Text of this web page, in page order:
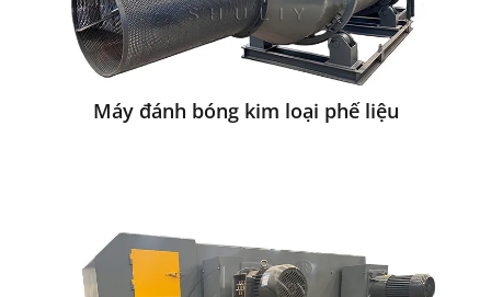
Máy đánh bóng kim loại phế liệu